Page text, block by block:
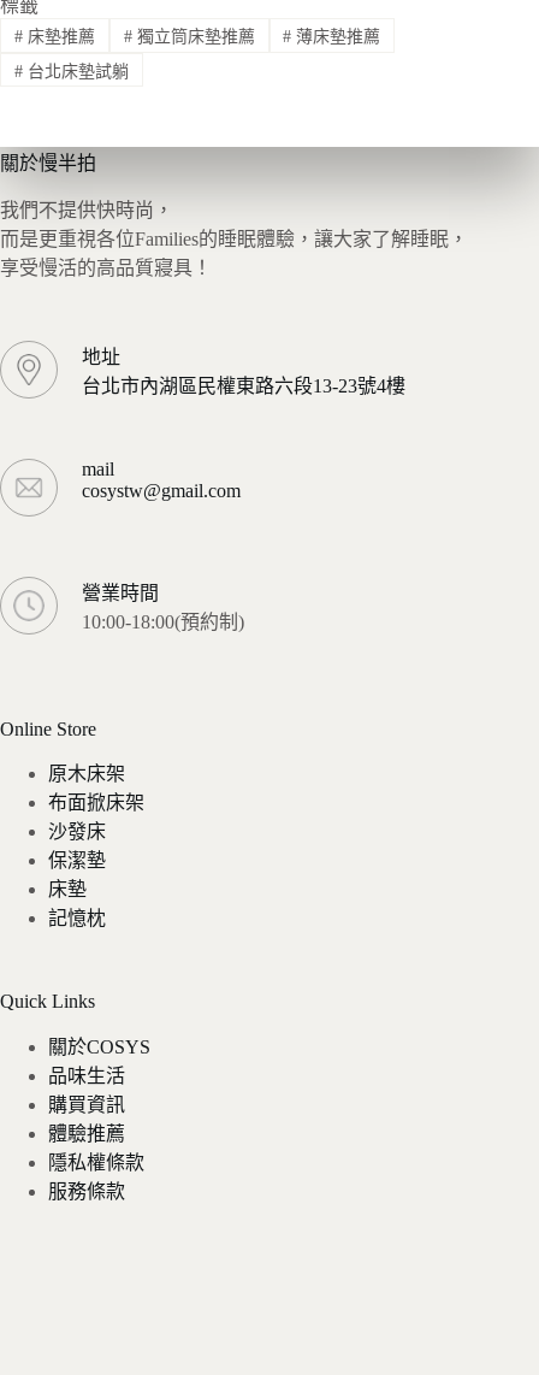
標籤
#床墊推薦 #獨立筒床墊推薦 # 薄床墊推薦
#台北床墊試躺
關於慢半拍
我們不提供快時尚，
而是更重視各位Families的睡眠體驗，讓大家了解睡眠，
享受慢活的高品質寢具！
地址
台北市內湖區民權東路六段13-23號4樓
mail
cosystw@gmail.com
營業時間
10:00-18:00(預約制)
Online Store
原木床架
布面掀床架
沙發床
保潔墊
床墊
記憶枕
Quick Links
關於COSYS
品味生活
購買資訊
體驗推薦
隱私權條款
服務條款